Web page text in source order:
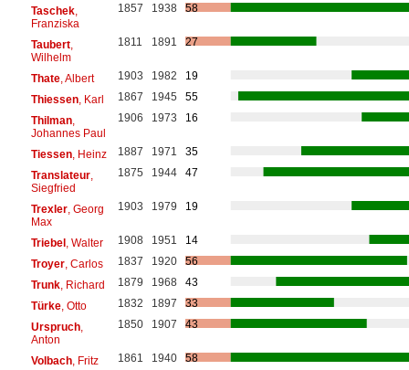
Taschek,
Franziska
1857 1938 58
Taubert,
Wilhelm
1811 1891 27
Thate, Albert 1903 1982
19
Thiessen, Karl 1867 1945
55
Thilman,
Johannes Paul
1906 1973 16
Tiessen, Heinz 1887 1971
35
Translateur,
Siegfried
1875 1944 47
Trexler, Georg
Max
1903 1979 19
Triebel, Walter 1908 1951
14
Troyer, Carlos 1837 1920
56
Trunk, Richard 1879 1968
43
Türke, Otto 1832 1897
33
Urspruch,
Anton
1850 1907 43
Volbach, Fritz 1861 1940
58